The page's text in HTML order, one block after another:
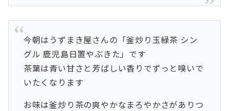
今朝はうずまき屋さんの「釜炒り玉緑茶 シン
グル 鹿児島日置やぶきた」です
茶葉は青い甘さと芳ばしい香りでずっと嗅いで
いたくなります
お味は釜炒り茶の爽やかなまろやかさがありつ